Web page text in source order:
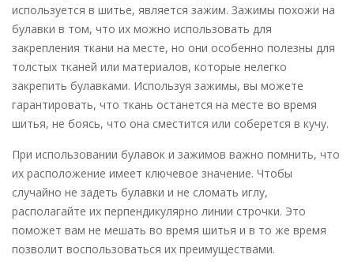
используется в шитье, является зажим. Зажимы похожи на
булавки в том, что их можно использовать для
закрепления ткани на месте, но они особенно полезны для
толстых тканей или материалов, которые нелегко
закрепить булавками. Используя зажимы, вы можете
гарантировать, что ткань останется на месте во время
шитья, не боясь, что она сместится или соберется в кучу.
При использовании булавок и зажимов важно помнить, что
их расположение имеет ключевое значение. Чтобы
случайно не задеть булавки и не сломать иглу,
располагайте их перпендикулярно линии строчки. Это
поможет вам не мешать во время шитья и в то же время
позволит воспользоваться их преимуществами.